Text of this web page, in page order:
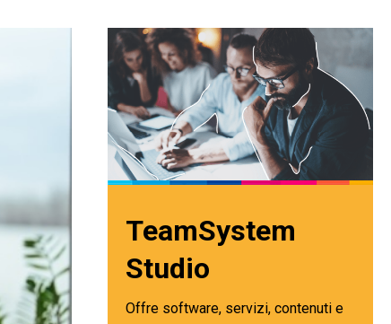
TeamSystem
Studio
Offre software, servizi, contenuti e